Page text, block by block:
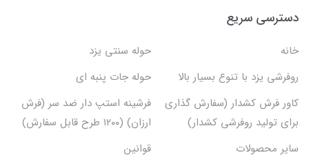
دسترسی سریع
خانه
حوله سنتی یزد
روفرشی یزد با تنوع بسیار بالا
حوله جات پنبه ای
کاور فرش کشدار (سفارش گذاری
برای تولید روفرشی کشدار)
فرشینه استپ دار ضد سر (فرش
ارزان) (۱۲۰۰ طرح قابل سفارش)
سایر محصولات
قوانین